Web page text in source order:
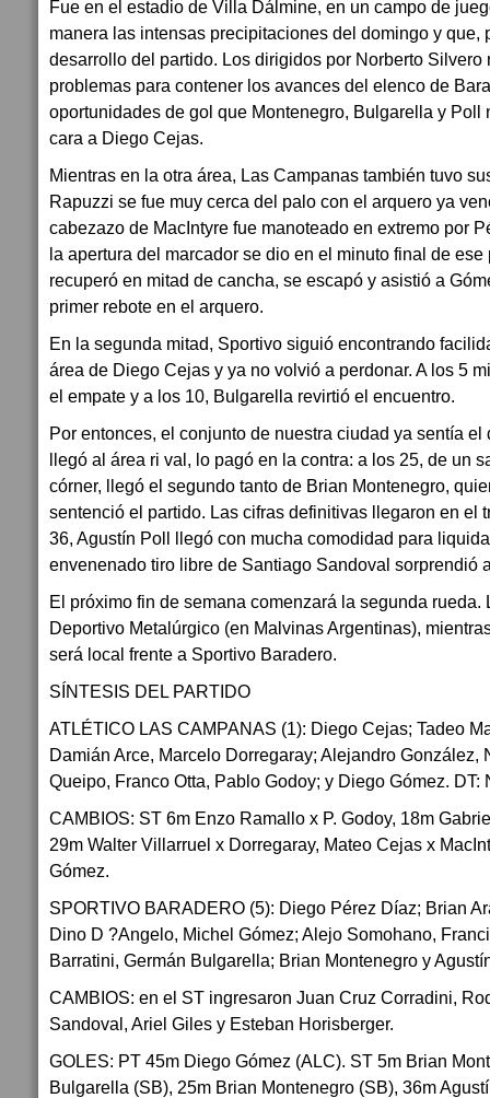
Fue en el estadio de Villa Dálmine, en un campo de
manera las intensas precipitaciones del domingo y que,
desarrollo del partido. Los dirigidos por Norberto Silvero
problemas para contener los avances del elenco de
oportunidades de gol que Montenegro, Bulgarella y Poll
cara a Diego Cejas.
Mientras en la otra área, Las Campanas también tuvo
Rapuzzi se fue muy cerca del palo con el arquero ya
cabezazo de MacIntyre fue manoteado en extremo por
la apertura del marcador se dio en el minuto final de ese
recuperó en mitad de cancha, se escapó y asistió a
primer rebote en el arquero.
En la segunda mitad, Sportivo siguió encontrando
área de Diego Cejas y ya no volvió a perdonar. A los 5
el empate y a los 10, Bulgarella revirtió el encuentro.
Por entonces, el conjunto de nuestra ciudad ya sentía
llegó al área ri val, lo pagó en la contra: a los 25, de un
córner, llegó el segundo tanto de Brian Montenegro,
sentenció el partido. Las cifras definitivas llegaron en el
36, Agustín Poll llegó con mucha comodidad para
envenenado tiro libre de Santiago Sandoval sorprendió
El próximo fin de semana comenzará la segunda rueda.
Deportivo Metalúrgico (en Malvinas Argentinas),
será local frente a Sportivo Baradero.
SÍNTESIS DEL PARTIDO
ATLÉTICO LAS CAMPANAS (1): Diego Cejas; Tadeo
Damián Arce, Marcelo Dorregaray; Alejandro González,
Queipo, Franco Otta, Pablo Godoy; y Diego Gómez. DT:
CAMBIOS: ST 6m Enzo Ramallo x P. Godoy, 18m
29m Walter Villarruel x Dorregaray, Mateo Cejas x
Gómez.
SPORTIVO BARADERO (5): Diego Pérez Díaz; Brian
Dino D ?Angelo, Michel Gómez; Alejo Somohano,
Barratini, Germán Bulgarella; Brian Montenegro y
CAMBIOS: en el ST ingresaron Juan Cruz Corradini,
Sandoval, Ariel Giles y Esteban Horisberger.
GOLES: PT 45m Diego Gómez (ALC). ST 5m Brian
Bulgarella (SB), 25m Brian Montenegro (SB), 36m